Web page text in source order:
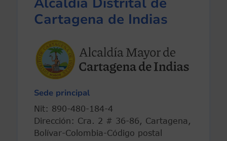
Cartagena de Indias
Sede principal
Nit: 890-480-184-4
Dirección: Cra. 2 # 36-86, Cartagena,
Bolívar-Colombia-Código postal